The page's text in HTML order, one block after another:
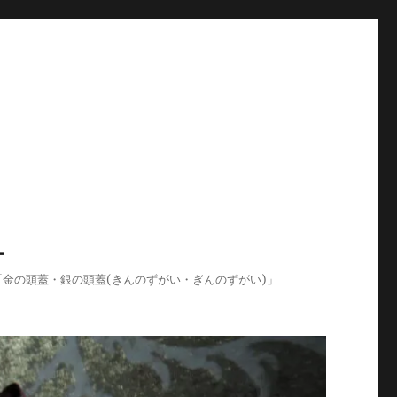
の頭蓋・銀の頭蓋(きんのずがい・ぎんのずがい)」